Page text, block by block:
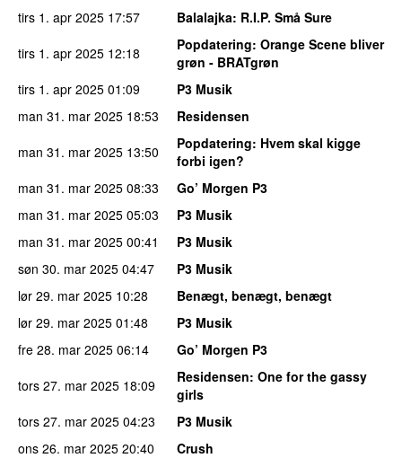
tirs 1. apr 2025 17:57 Balalajka: R.I.P. Små Sure
tirs 1. apr 2025 12:18 Popdatering: Orange Scene bliver
grøn - BRATgrøn
tirs 1. apr 2025 01:09
P3 Musik
man 31. mar 2025 18:53
Residensen
man 31. mar 2025 13:50 Popdatering: Hvem skal kigge
forbi igen?
man 31. mar 2025 08:33
Go’ Morgen P3
man 31. mar 2025 05:03
P3 Musik
man 31. mar 2025 00:41
P3 Musik
søn 30. mar 2025 04:47
P3 Musik
lør 29. mar 2025 10:28
Benægt, benægt, benægt
lør 29. mar 2025 01:48
P3 Musik
fre 28. mar 2025 06:14
Go’ Morgen P3
tors 27. mar 2025 18:09 Residensen: One for the gassy
girls
tors 27. mar 2025 04:23
P3 Musik
ons 26. mar 2025 20:40 Crush